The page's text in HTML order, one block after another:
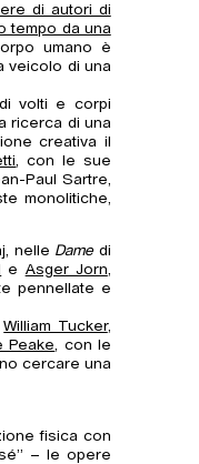
di autori di
tempo da una
umano è
veicolo di una
volti e corpi
ricerca di una
creativa il
, con le sue
Paul Sartre,
monolitiche,
, nelle Damedi
e Asger Jorn,
pennellate e
William Tucker,
Peake, con le
cercare una
fisica con
– le opere